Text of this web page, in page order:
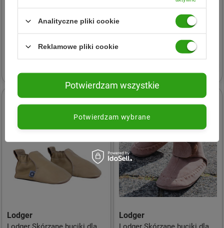
Lodger
Lodger Buciki kapcie
niechodki bawełniane
Lodger
Lodger Skórzane buciki dla
niemowląt piaskowe Stepper
Lodger Lodger
Analityczne pliki cookie
Reklamowe pliki cookie
Potwierdzam wybrane
Potwierdzam wszystkie